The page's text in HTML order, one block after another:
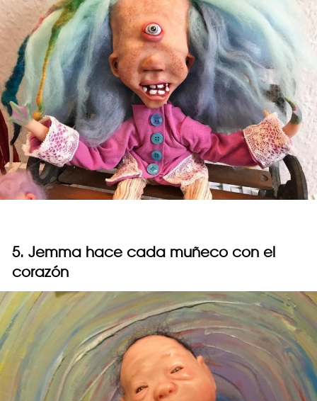
5. Jemma hace cada muñeco con el
corazón